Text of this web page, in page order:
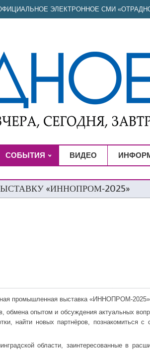
ЭЛЕКТРОННОЕ СМИ
СОБЫТИЯ ВИДЕО
«ИННОПРОМ-2025»
промышленная выставка «ИННОПРОМ-2025».
опытом и обсуждения актуальных
найти новых партнёров, познакомиться с
области, заинтересованные в